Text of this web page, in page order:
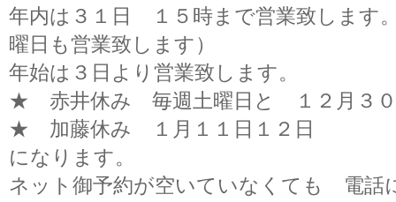
年内は３１日 １５時まで営業致します
曜日も営業致します）
年始は３日より営業致します。
★ 赤井休み 毎週土曜日と １２月３
★ 加藤休み １月１１日１２日
になります。
ネット御予約が空いていなくても 電話